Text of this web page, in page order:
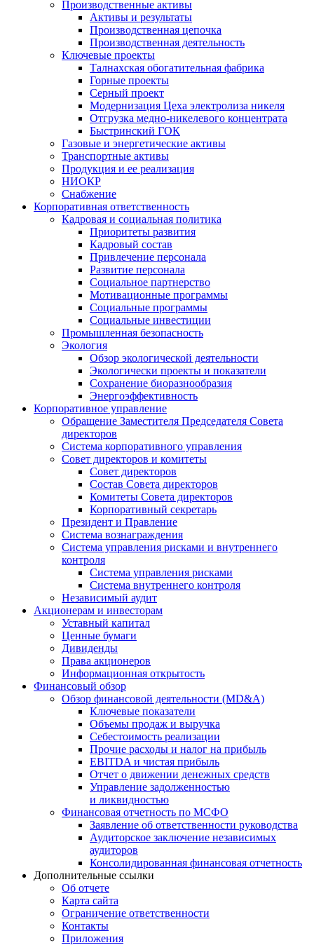
Производственные активы
Активы и результаты
Производственная цепочка
Производственная деятельность
Ключевые проекты
Талнахская обогатительная фабрика
Горные проекты
Серный проект
Модернизация Цеха электролиза никеля
Отгрузка медно-никелевого концентрата
Быстринский ГОК
Газовые и энергетические активы
Транспортные активы
Продукция и ее реализация
НИОКР
Снабжение
Корпоративная ответственность
Кадровая и социальная политика
Приоритеты развития
Кадровый состав
Привлечение персонала
Развитие персонала
Социальное партнерство
Мотивационные программы
Социальные программы
Социальные инвестиции
Промышленная безопасность
Экология
Обзор экологической деятельности
Экологически проекты и показатели
Сохранение биоразнообразия
Энергоэффективность
Корпоративное управление
Обращение Заместителя Председателя Совета
директоров
Система корпоративного управления
Совет директоров и комитеты
Совет директоров
Состав Совета директоров
Комитеты Совета директоров
Корпоративный секретарь
Президент и Правление
Система вознаграждения
Система управления рисками и внутреннего
контроля
Система управления рисками
Система внутреннего контроля
Независимый аудит
Акционерам и инвесторам
Уставный капитал
Ценные бумаги
Дивиденды
Права акционеров
Информационная открытость
Финансовый обзор
Обзор финансовой деятельности (MD&A)
Ключевые показатели
Объемы продаж и выручка
Себестоимость реализации
Прочие расходы и налог на прибыль
EBITDA и чистая прибыль
Отчет о движении денежных средств
Управление задолженностью
и ликвидностью
Финансовая отчетность по МСФО
Заявление об ответственности руководства
Аудиторское заключение независимых
аудиторов
Консолидированная финансовая отчетность
Дополнительные ссылки
Об отчете
Карта сайта
Ограничение ответственности
Контакты
Приложения